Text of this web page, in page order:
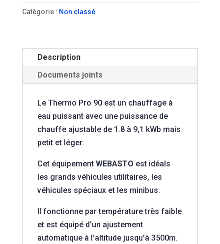
Catégorie : Non classé
Description
Documents joints
Le Thermo Pro 90 est un chauffage à
eau puissant avec une puissance de
chauffe ajustable de 1.8 à 9,1 kWb mais
petit et léger.
Cet équipement WEBASTO est idéals
les grands véhicules utilitaires, les
véhicules spéciaux et les minibus.
Il fonctionne par température très faible
et est équipé d’un ajustement
automatique à l’altitude jusqu’à 3500m.